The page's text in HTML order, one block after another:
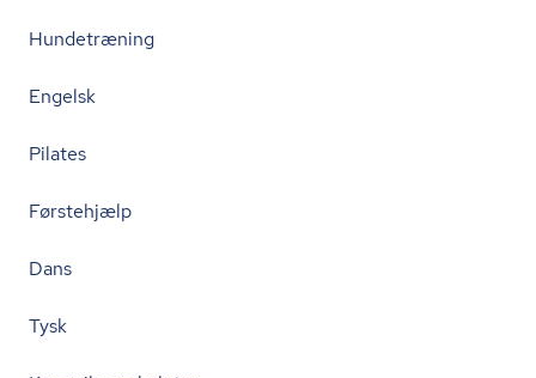
Hundetræning
Engelsk
Pilates
Førstehjælp
Dans
Tysk